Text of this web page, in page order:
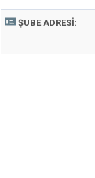
ŞUBE ADRESI: